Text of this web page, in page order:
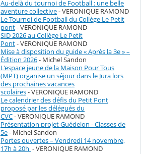
Au-delà du tournoi de Football : une belle
aventure collective- VERONIQUE RAMOND
Le Tournoi de Football du Collège Le Petit
pont- VERONIQUE RAMOND
SID 2026 au Collège Le Petit
Pont- VERONIQUE RAMOND
Mise à disposition du guide « Après la 3e » –
Édition 2026- Michel Sandon
L'espace jeune de la Maison Pour Tous
(MPT) organise un séjour dans le Jura lors
des prochaines vacances
scolaires- VERONIQUE RAMOND
Le calendrier des défis du Petit Pont
proposé par les délégués du
CVC- VERONIQUE RAMOND
Présentation projet Guédelon - Classes de
5e- Michel Sandon
Portes ouvertes – Vendredi 14 novembre,
17h à 20h - VERONIQUE RAMOND